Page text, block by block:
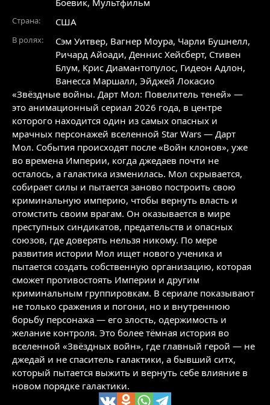
Боевик, Мультфильм
Страна: США
В ролях: Сэм Уитвер, Вагнер Моура, Чарли Бушнелл,
Ричард Айоади, Деннис Хейсберт, Стивен
Блум, Крис Диамантопулос, Гидеон Адлон,
Ванесса Маршалл, Эйджей Локасио
«Звёздные войны. Дарт Мол: Повелитель теней» —
это анимационный сериал 2026 года, в центре
которого находится один из самых опасных и
мрачных персонажей вселенной Star Wars — Дарт
Мол. События происходят после «Войн клонов», уже
во времена Империи, когда джедаев почти не
осталось, а галактика изменилась. Мол скрывается,
собирает силы и пытается заново построить свою
криминальную империю, чтобы вернуть власть и
отомстить своим врагам. Он оказывается в мире
преступных синдикатов, предательств и опасных
союзов, где доверять нельзя никому. По мере
развития истории Мол ищет нового ученика и
пытается создать собственную организацию, которая
сможет противостоять Империи и другим
криминальным группировкам. В сериале показывают
не только сражения и погони, но и внутреннюю
борьбу персонажа — его злость, одержимость и
желание контроля. Это более тёмная история во
вселенной «Звёздных войн», где главный герой — не
джедай и не спаситель галактики, а бывший ситх,
который пытается выжить и вернуть себе влияние в
новом порядке галактики.